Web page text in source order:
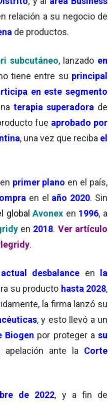
relación a su negocio de
de productos.
subcutáneo, lanzado en
tiene entre su principal
en este segmento
terapia superadora de
fue aprobado por
, una vez que reciba el
primer plano en el país,
en el año 2020. Sin
global Avonex en 1996, a
en 2018. Ver artículo
.
actual desbalance en la
su producto hasta 2028,
la firma lanzó su
, y esto llevó a un
Biogen por proteger asu
ante la Corte
de 2022, y a fin de